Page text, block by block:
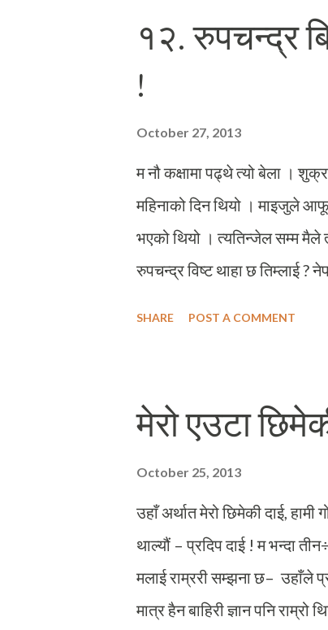
भएका मान्छेहरुको भाग्य दरो
पनि थियो मेरो आदरणिय गुरूको,
भाग्य दरो थियो/थिएन । म यति
१२. रुपचन्द्र
!
October 27, 2013
म नौ कक्षामा पढ्थे त्यो बेला ।
महिनाको दिन थियो । माइजुले
भएको थियो । त्यतिन्जेल सम्म मैले
रुपचन्द्र विष्ट थाहा छ तिम्लाई ?
निश्चित भएँ । मैले पढेपछि थाहा
गरे । उनकै शब्दमा पञ्चायत एउटा
आफूलाई उरालिरहेका थिए ।
SHARE POST A COMMENT
मेरो एउटा
October 25, 2013
उहाँ अर्थात मेरो छिमेकी दाई,
थाल्यौं – प्रदिप दाई ! म भन्दा
मलाई राम्ररी सम्झना छ– उहाँले
मात्र हैन बाहिरी ज्ञान पनि